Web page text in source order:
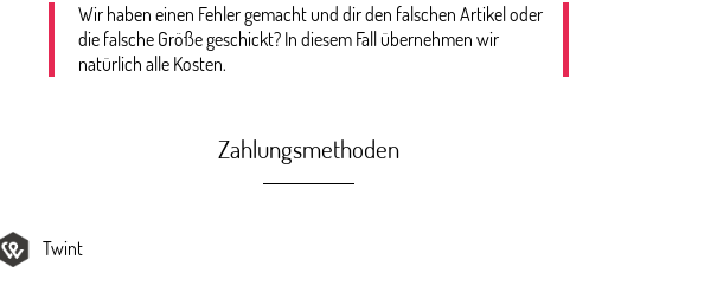
Wir haben einen Fehler gemacht und dir den falschen Artikel oder
die falsche Größe geschickt? In diesem Fall übernehmen wir
natürlich alle Kosten.
Zahlungsmethoden
Twint